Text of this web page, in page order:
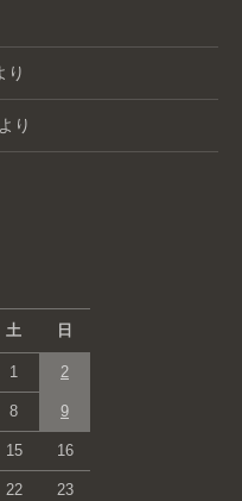
り
より
土 日
1 2
8 9
15 16
22 23